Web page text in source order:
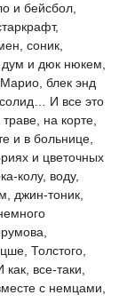
и бейсбол,
соник,
дум и дюк нюкем,
блек энд
И все это
на корте,
и в больнице,
и цветочных
колу, воду,
джин-тоник,
Толстого,
все-таки,
с немцами,